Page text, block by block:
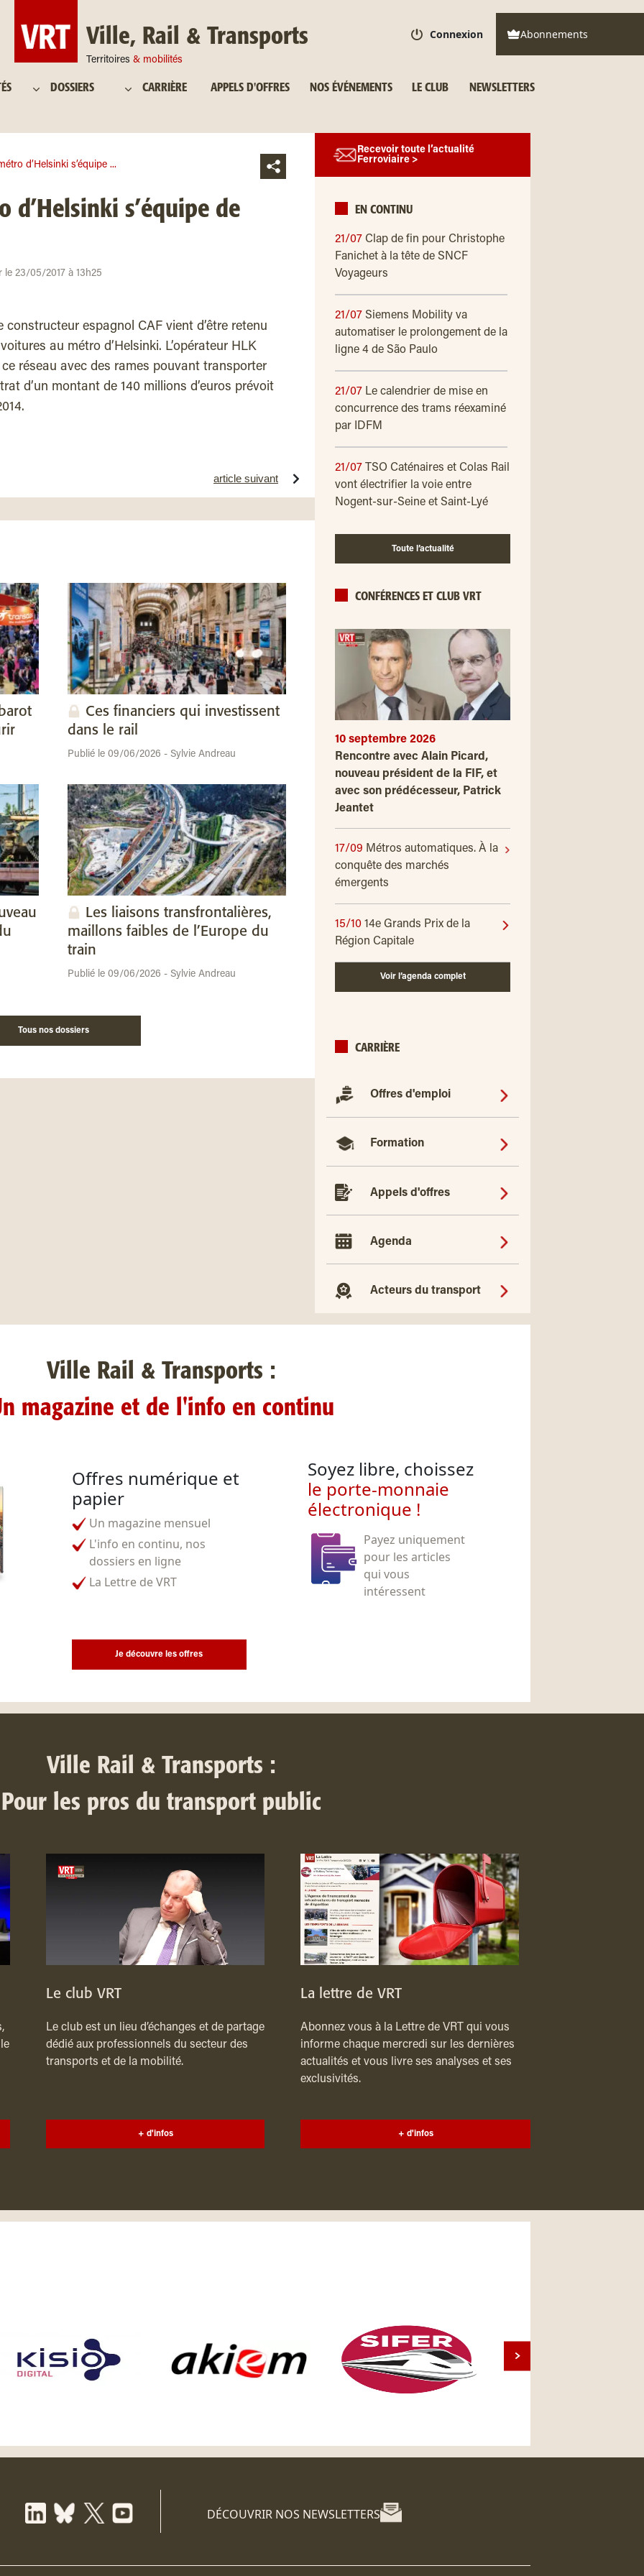
Ville, Rail & Transports
Territoires & mobilités
Connexion Abonnements
DOSSIERS CARRIÈRE APPELS D'OFFRES NOS ÉVÉNEMENTS LE CLUB NEWSLETTERS
d’Helsinki s’équipe ...
d’Helsinki s’équipe de
le 23/05/2017 à 13h25
espagnol CAF vient d’être retenu
au métro d’Helsinki. L’opérateur HLK
réseau avec des rames pouvant transporter
d’un montant de 140 millions d’euros prévoit
article suivant
Ces financiers qui investissent
dans le rail
Publié le 09/06/2026 - Sylvie Andreau
Les liaisons transfrontalières,
maillons faibles de l’Europe du
train
Publié le 09/06/2026 - Sylvie Andreau
Tous nos dossiers
Recevoir toute l’actualité
Ferroviaire >
EN CONTINU
21/07 Clap de fin pour Christophe
Fanichet à la tête de SNCF
Voyageurs
21/07 Siemens Mobility va
automatiser le prolongement de la
ligne 4 de São Paulo
21/07 Le calendrier de mise en
concurrence des trams réexaminé
par IDFM
21/07
TSO Caténaires et Colas Rail
vont électrifier la voie entre
Nogent-sur-Seine et Saint-Lyé
Toute l’actualité
CONFÉRENCES ET CLUB VRT
10 septembre 2026
Rencontre avec Alain Picard,
nouveau président de la FIF, et
avec son prédécesseur, Patrick
Jeantet
17/09 Métros automatiques. À la
conquête des marchés
émergents
15/10 14e Grands Prix de la
Région Capitale
Voir l’agenda complet
CARRIÈRE
Offres d'emploi
Formation
Appels d'offres
Agenda
Acteurs du transport
Ville Rail & Transports :
magazine et de l'info en continu
Offres numérique et
papier
Un magazine mensuel
L'info en continu, nos
dossiers en ligne
La Lettre de VRT
Soyez libre, choissez
le porte-monnaie
électronique !
Payez uniquement
pour les articles
qui vous
intéressent
Je découvre les offres
Ville Rail & Transports :
Pour les pros du transport public
Le club VRT
Le club est un lieu d’échanges et de partage
dédié aux professionnels du secteur des
transports et de la mobilité.
+ d'infos
La lettre de VRT
Abonnez vous à la Lettre de VRT qui vous
informe chaque mercredi sur les dernières
actualités et vous livre ses analyses et ses
exclusivités.
+ d'infos
DÉCOUVRIR NOS NEWSLETTERS